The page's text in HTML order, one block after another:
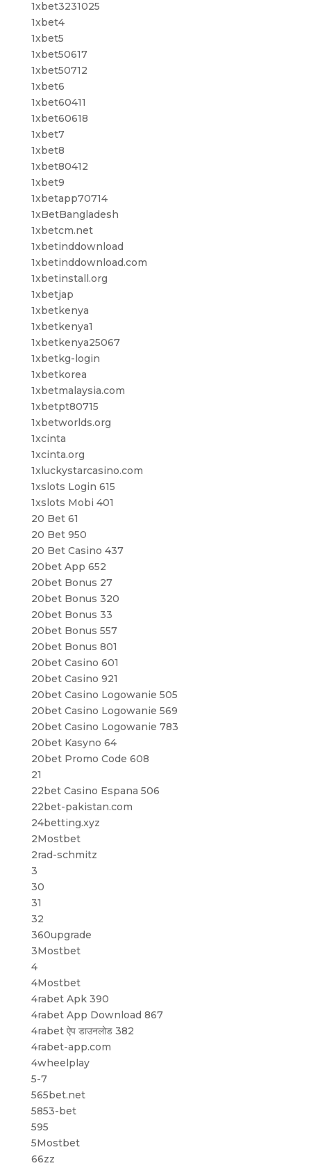
1xbet3231025
1xbet4
1xbet5
1xbet50617
1xbet50712
1xbet6
1xbet60411
1xbet60618
1xbet7
1xbet8
1xbet80412
1xbet9
1xbetapp70714
1xBetBangladesh
1xbetcm.net
1xbetinddownload
1xbetinddownload.com
1xbetinstall.org
1xbetjap
1xbetkenya
1xbetkenya1
1xbetkenya25067
1xbetkg-login
1xbetkorea
1xbetmalaysia.com
1xbetpt80715
1xbetworlds.org
1xcinta
1xcinta.org
1xluckystarcasino.com
1xslots Login 615
1xslots Mobi 401
20 Bet 61
20 Bet 950
20 Bet Casino 437
20bet App 652
20bet Bonus 27
20bet Bonus 320
20bet Bonus 33
20bet Bonus 557
20bet Bonus 801
20bet Casino 601
20bet Casino 921
20bet Casino Logowanie 505
20bet Casino Logowanie 569
20bet Casino Logowanie 783
20bet Kasyno 64
20bet Promo Code 608
21
22bet Casino Espana 506
22bet-pakistan.com
24betting.xyz
2Mostbet
2rad-schmitz
3
30
31
32
360upgrade
3Mostbet
4
4Mostbet
4rabet Apk 390
4rabet App Download 867
4rabet ऐप डाउनलोड 382
4rabet-app.com
4wheelplay
5-7
565bet.net
5853-bet
595
5Mostbet
66zz